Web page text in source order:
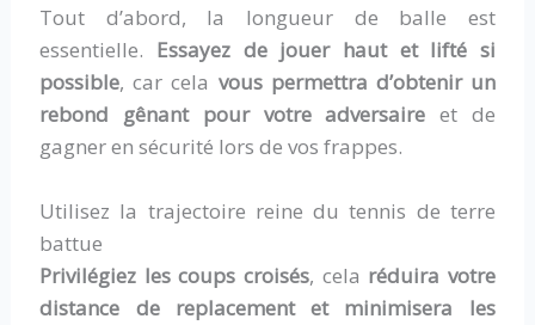
Tout d’abord, la longueur de balle est
essentielle. Essayez de jouer haut et lifté si
possible, car cela vous permettra d’obtenir un
rebond gênant pour votre adversaire et de
gagner en sécurité lors de vos frappes.
Utilisez la trajectoire reine du tennis de terre
battue
Privilégiez les coups croisés, cela réduira votre
distance de replacement et minimisera les